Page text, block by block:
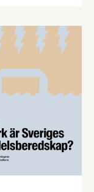
nya
låga
svensk